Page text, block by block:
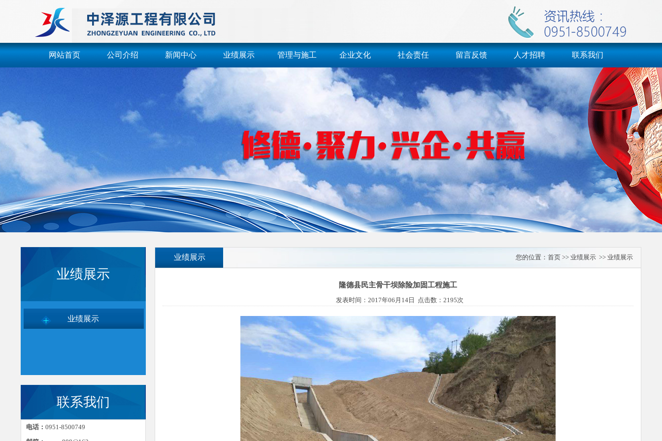
网站首页 公司介绍 新闻中心 业绩展示 管理与施工 企业文化 社会责任 留言反馈 人才招聘 联系我们
业绩展示
业绩展示
联系我们
电话： 0951-8500749
业绩展示 您的位置： 首页 >> 业绩展示 >> 业绩展示
隆德县民主骨干坝除险加固工程施工
发表时间： 2017年06月14日 点击数：2195次